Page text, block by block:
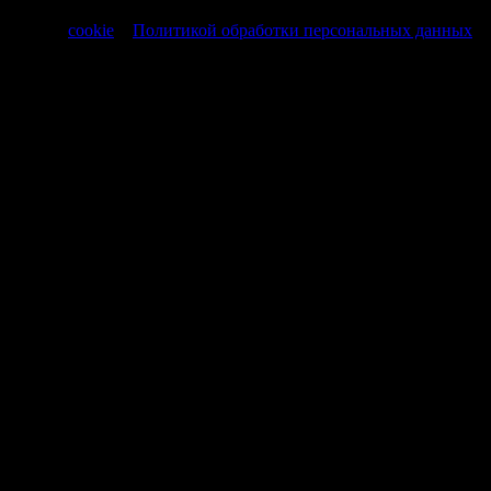
cookie Политикой обработки персональных данных